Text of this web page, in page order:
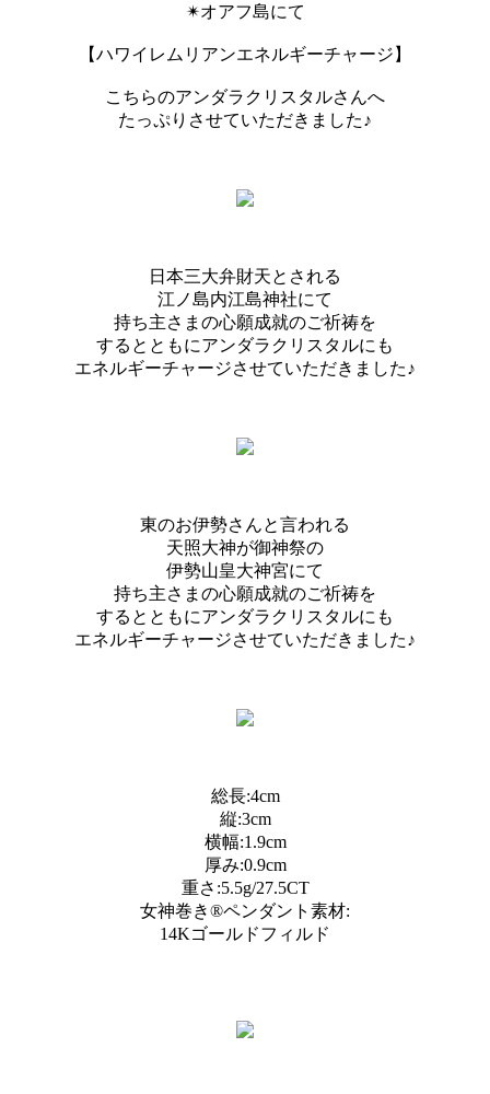
✴︎オアフ島にて
【ハワイレムリアンエネルギーチャージ】
こちらのアンダラクリスタルさんへ
たっぷりさせていただきました♪
日本三大弁財天とされる
江ノ島内江島神社にて
持ち主さまの心願成就のご祈祷を
するとともにアンダラクリスタルにも
エネルギーチャージさせていただきました♪
東のお伊勢さんと言われる
天照大神が御神祭の
伊勢山皇大神宮にて
持ち主さまの心願成就のご祈祷を
するとともにアンダラクリスタルにも
エネルギーチャージさせていただきました♪
総長:4cm
縦:3cm
横幅:1.9cm
厚み:0.9cm
重さ:5.5g/27.5CT
女神巻き®︎ペンダント素材:
14Kゴールドフィルド